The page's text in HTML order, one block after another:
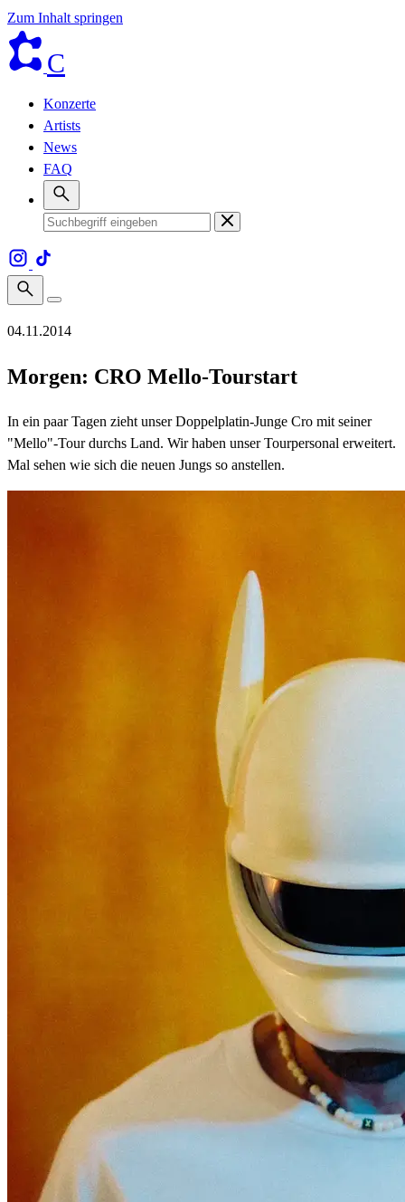
Zum Inhalt springen
C
Konzerte
Artists
News
FAQ
04.11.2014
Morgen: CRO Mello-Tourstart
In ein paar Tagen zieht unser Doppelplatin-Junge Cro mit seiner
"Mello"-Tour durchs Land. Wir haben unser Tourpersonal erweitert.
Mal sehen wie sich die neuen Jungs so anstellen.